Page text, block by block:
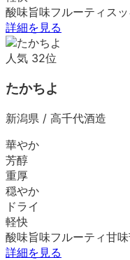
酸味旨味フルーティ ス
詳細を見る
人気 32位
たかちよ
新潟県 / 高千代酒造
華やか
芳醇
重厚
穏やか
ドライ
軽快
酸味旨味フルーティ甘味
詳細を見る